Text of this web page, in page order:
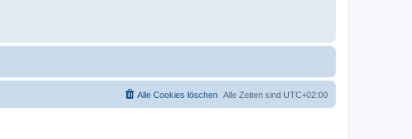
Alle Zeiten sind UTC+02:00
Alle Cookies löschen